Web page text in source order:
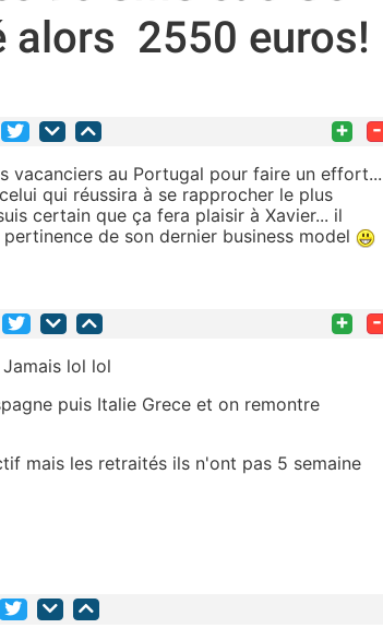
alors 2550 euros!
+ -
vacanciers au Portugal pour faire un effort...
qui réussira à se rapprocher le plus
certain que ça fera plaisir à Xavier... il
de son dernier business model
+ -
lol lol
puis Italie Grece et on remontre
mais les retraités ils n'ont pas 5 semaine